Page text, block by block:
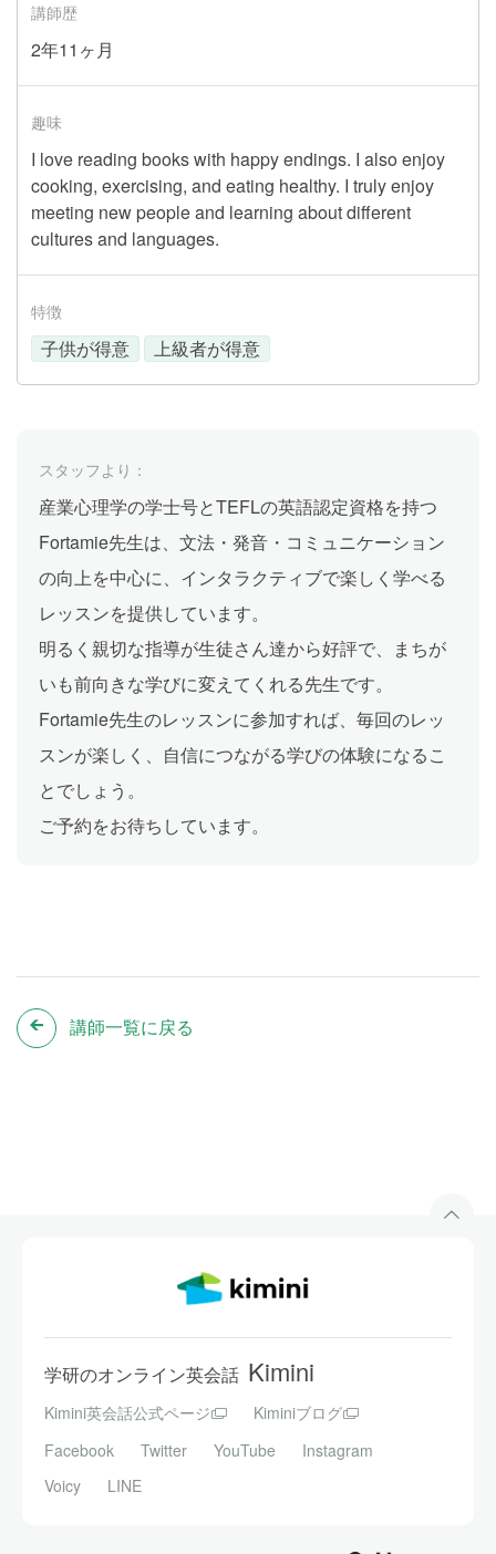
講師歴
2年11ヶ月
趣味
I love reading books with happy endings. I also enjoy
cooking, exercising, and eating healthy. I truly enjoy
meeting new people and learning about different
cultures and languages.
特徴
子供が得意 上級者が得意
スタッフより：
産業心理学の学士号とTEFLの英語認定資格を持つ
Fortamie先生は、文法・発音・コミュニケーション
の向上を中心に、インタラクティブで楽しく学べる
レッスンを提供しています。
明るく親切な指導が生徒さん達から好評で、まちが
いも前向きな学びに変えてくれる先生です。
Fortamie先生のレッスンに参加すれば、毎回のレッ
スンが楽しく、自信につながる学びの体験になるこ
とでしょう。
ご予約をお待ちしています。
講師一覧に戻る
学研のオンライン英会話 Kimini
Kimini英会話公式ページ
Kiminiブログ
Facebook
Twitter YouTube
Instagram
Voicy
LINE